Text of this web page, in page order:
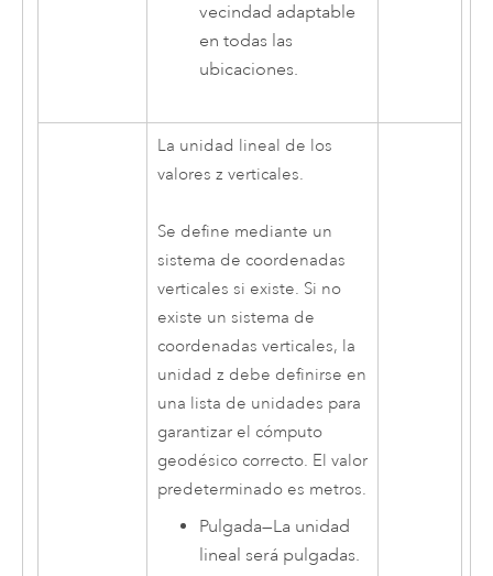
vecindad adaptable
en todas las
ubicaciones.
La unidad lineal de los
valores z verticales.
Se define mediante un
sistema de coordenadas
verticales si existe. Si no
existe un sistema de
coordenadas verticales, la
unidad z debe definirse en
una lista de unidades para
garantizar el cómputo
geodésico correcto. El valor
predeterminado es metros.
Pulgada—La unidad
lineal será pulgadas.